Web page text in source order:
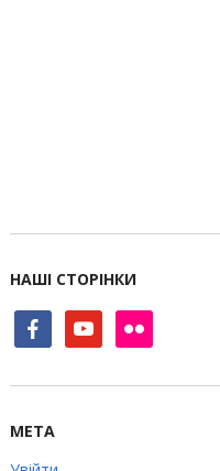
НАШІ СТОРІНКИ
facebookyoutube flickr
МЕТА